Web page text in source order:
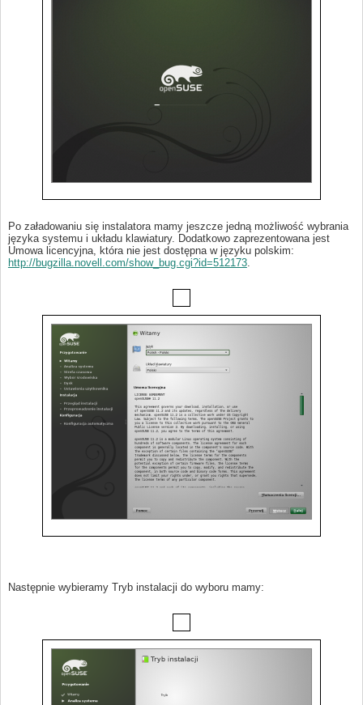
Po załadowaniu się instalatora mamy jeszcze jedną możliwość wybrania
języka systemu i układu klawiatury. Dodatkowo zaprezentowana jest
Umowa licencyjna, która nie jest dostępna w języku polskim:
http://bugzilla.novell.com/show_bug.cgi?id=512173.
Następnie wybieramy Tryb instalacji do wyboru mamy: